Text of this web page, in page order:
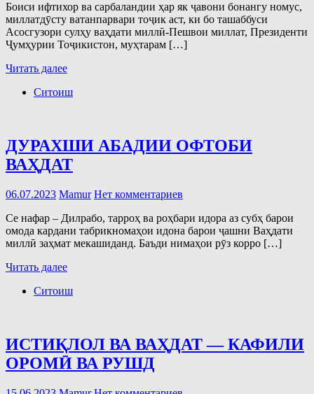
Боиси ифтихор ва сарбаландии ҳар як ҷавони бонангу номус,
миллатдӯсту ватанпарвари тоҷик аст, ки бо ташаббуси
Асосгузори сулҳу ваҳдати миллӣ-Пешвои миллат, Президенти
Ҷумҳурии Тоҷикистон, муҳтарам […]
Читать далее
Ситоиш
ДУРАХШИ АБАДИИ ОФТОБИ
ВАҲДАТ
06.07.2023 Mamur Нет комментариев
Се нафар – Дилрабо, тарроҳ ва роҳбари идора аз субҳ барои
омода кардани табрикномаҳои идона барои ҷашни Ваҳдати
миллӣ заҳмат мекашиданд. Баъди нимаҳои рӯз корро […]
Читать далее
Ситоиш
ИСТИҚЛОЛ ВА ВАҲДАТ — КАФИЛИ
ОРОМӢ ВА РУШД